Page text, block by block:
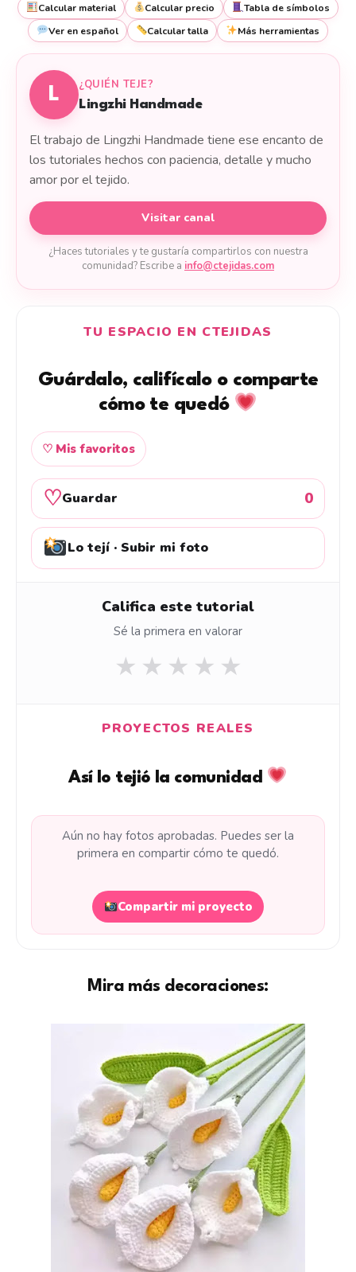
Calcular material Calcular precio
Tabla de símbolos
Ver en español
Calcular talla Más herramientas
L
¿QUIÉN TEJE?
Lingzhi Handmade
El trabajo de Lingzhi Handmade tiene ese encanto de
los tutoriales hechos con paciencia, detalle y mucho
amor por el tejido.
Visitar canal
¿Haces tutoriales y te gustaría compartirlos con nuestra
comunidad? Escribe a info@ctejidas.com
TU ESPACIO EN CTEJIDAS
Guárdalo, califícalo o comparte
cómo te quedó
♡ Mis favoritos
♡Guardar 0
Lo tejí · Subir mi foto
Califica este tutorial
Sé la primera en valorar
★ ★ ★ ★ ★
PROYECTOS REALES
Así lo tejió la comunidad
Aún no hay fotos aprobadas. Puedes ser la
primera en compartir cómo te quedó.
Compartir mi proyecto
Mira más decoraciones: